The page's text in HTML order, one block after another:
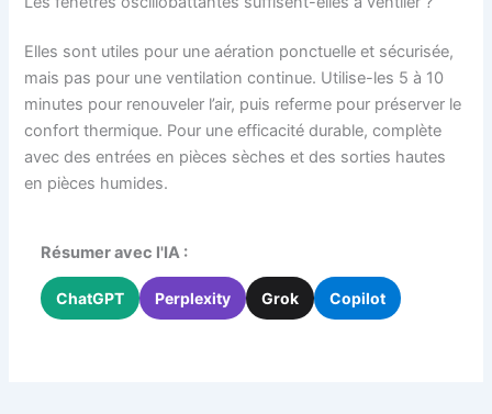
Elles sont utiles pour une aération ponctuelle et sécurisée,
mais pas pour une ventilation continue. Utilise-les 5 à 10
minutes pour renouveler l’air, puis referme pour préserver le
confort thermique. Pour une efficacité durable, complète
avec des entrées en pièces sèches et des sorties hautes
en pièces humides.
Résumer avec l'IA :
ChatGPT Perplexity Grok Copilot